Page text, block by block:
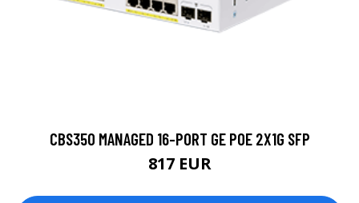
CBS350 MANAGED 16-PORT GE POE 2X1G SFP
817 EUR